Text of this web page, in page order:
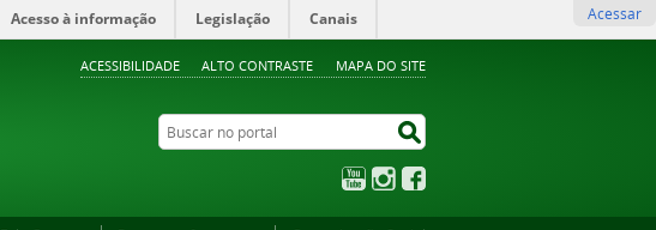
ACESSIBILIDADE ALTO CONTRASTE MAPA DO SITE
Acesso à informação Legislação Canais Acessar
Buscar no portal
YouTubeInstagram